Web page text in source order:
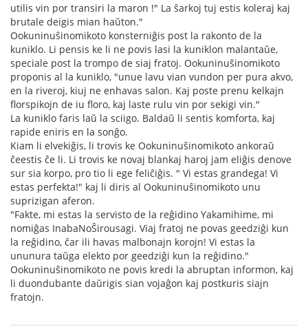
utilis vin por transiri la maron !" La ŝarkoj tuj estis koleraj kaj
brutale deigis mian haŭton."
Ookuninuŝinomikoto konsterniĝis post la rakonto de la
kuniklo. Li pensis ke li ne povis lasi la kuniklon malantaŭe,
speciale post la trompo de siaj fratoj. Ookuninuŝinomikoto
proponis al la kuniklo, "unue lavu vian vundon per pura akvo,
en la riveroj, kiuj ne enhavas salon. Kaj poste prenu kelkajn
florspikojn de iu floro, kaj laste rulu vin por sekigi vin."
La kuniklo faris laŭ la sciigo. Baldaŭ li sentis komforta, kaj
rapide eniris en la sonĝo.
Kiam li elvekiĝis, li trovis ke Ookuninuŝinomikoto ankoraŭ
ĉeestis ĉe li. Li trovis ke novaj blankaj haroj jam eliĝis denove
sur sia korpo, pro tio li ege feliĉiĝis. " Vi estas grandega! Vi
estas perfekta!" kaj li diris al Ookuninuŝinomikoto unu
suprizigan aferon.
"Fakte, mi estas la servisto de la reĝidino Yakamihime, mi
nomiĝas InabaNoŜirousagi. Viaj fratoj ne povas geedziĝi kun
la reĝidino, ĉar ili havas malbonajn korojn! Vi estas la
ununura taŭga elekto por geedziĝi kun la reĝidino."
Ookuninuŝinomikoto ne povis kredi la abruptan informon, kaj
li duondubante daŭrigis sian vojaĝon kaj postkuris siajn
fratojn.